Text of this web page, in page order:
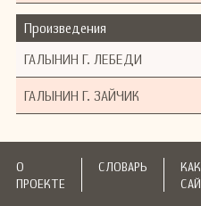
Произведения
ГАЛЫНИН Г. ЛЕБЕДИ
ГАЛЫНИН Г. ЗАЙЧИК
О
ПРОЕКТЕ
СЛОВАРЬ